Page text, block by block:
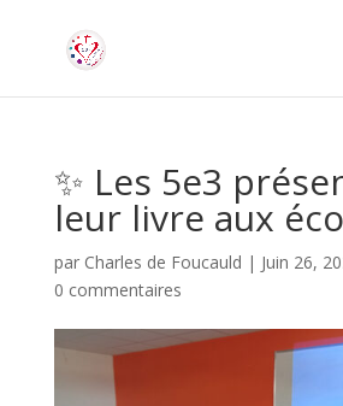
✨ Les 5e3
leur livre aux
par Charles de Foucauld | Juin 26,
0 commentaires